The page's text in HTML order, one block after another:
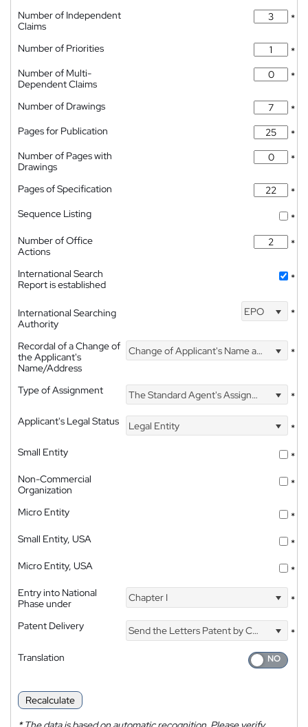
Number of Independent
Claims
*
Number of Priorities
*
Number of Multi-
Dependent Claims
*
Number of Drawings
*
Pages for Publication
*
Number of Pages with
Drawings
*
Pages of Specification
*
Sequence Listing
*
Number of Office
Actions
*
International Search
Report is established
*
International Searching
Authority
EPO *
Recordal of a Change of
the Applicant's
Name/Address
Change of Applicant's Name and Address *
Type of Assignment The Standard Agent's Assignment
*
Applicant's Legal Status
Legal Entity
*
Small Entity
*
Non-Commercial
Organization
*
Micro Entity
*
Small Entity, USA
*
Micro Entity, USA
*
Entry into National
Phase under
Chapter I *
Patent Delivery Send the Letters Patent by Courier
*
Translation
Recalculate